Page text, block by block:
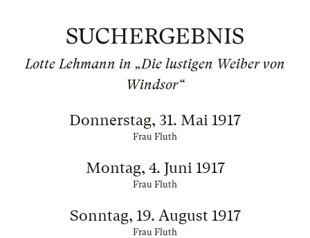
SUCHERGEBNIS
Lotte Lehmann in „Die lustigen Weiber von
Windsor“
Donnerstag, 31. Mai 1917
Frau Fluth
Montag, 4. Juni 1917
Frau Fluth
Sonntag, 19. August 1917
Frau Fluth